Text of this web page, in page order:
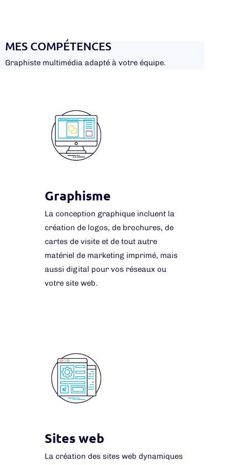
MES COMPÉTENCES
Graphiste multimédia adapté à votre équipe.
Graphisme
La conception graphique incluent la
création de logos, de brochures, de
cartes de visite et de tout autre
matériel de marketing imprimé, mais
aussi digital pour vos réseaux ou
votre site web.
Sites web
La création des sites web dynamiques